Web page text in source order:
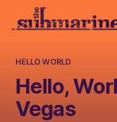
HELLO WORLD
Hello,
Vegas